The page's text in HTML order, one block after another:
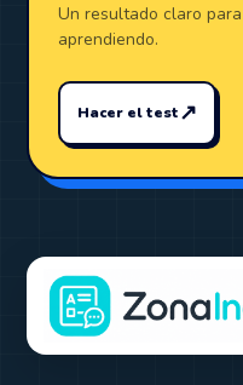
Un resultado claro
aprendiendo.
Hacer el test↗